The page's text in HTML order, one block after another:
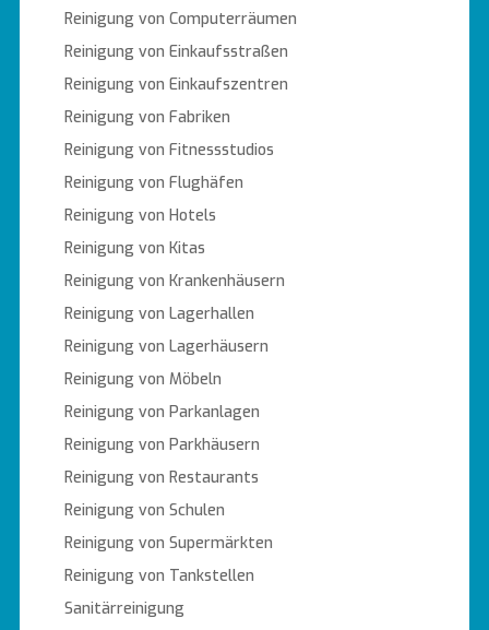
Reinigung von Computerräumen
Reinigung von Einkaufsstraßen
Reinigung von Einkaufszentren
Reinigung von Fabriken
Reinigung von Fitnessstudios
Reinigung von Flughäfen
Reinigung von Hotels
Reinigung von Kitas
Reinigung von Krankenhäusern
Reinigung von Lagerhallen
Reinigung von Lagerhäusern
Reinigung von Möbeln
Reinigung von Parkanlagen
Reinigung von Parkhäusern
Reinigung von Restaurants
Reinigung von Schulen
Reinigung von Supermärkten
Reinigung von Tankstellen
Sanitärreinigung